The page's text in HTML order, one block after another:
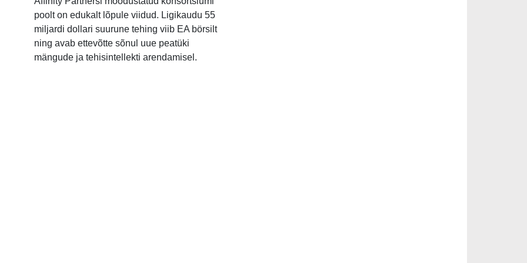
poolt on edukalt lõpule viidud. Ligikaudu 55
miljardi dollari suurune tehing viib EA börsilt
ning avab ettevõtte sõnul uue peatüki
mängude ja tehisintellekti arendamisel.